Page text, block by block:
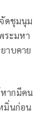
ดชุมนุม
ระมหา
าบคาย
ากมีคน
มิ่นก่อน